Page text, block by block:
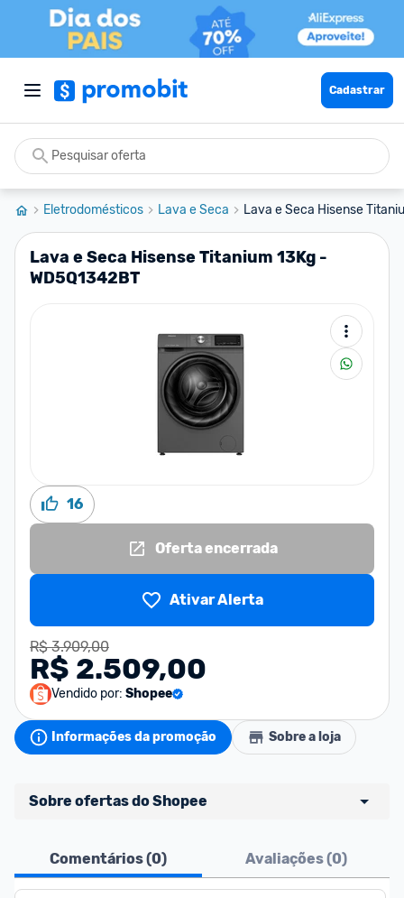
Cadastrar
Eletrodomésticos Lava e Seca Lava e Seca Hisense
Lava e Seca Hisense Titanium 13Kg -
WD5Q1342BT
16
Oferta encerrada
Ativar Alerta
R$ 3.909,00
R$ 2.509,00
Vendido por: Shopee
Informações da promoção Sobre a loja
Sobre ofertas do Shopee
Para maior segurança da comunidade, somente
Comentários (0) Avaliações (0)